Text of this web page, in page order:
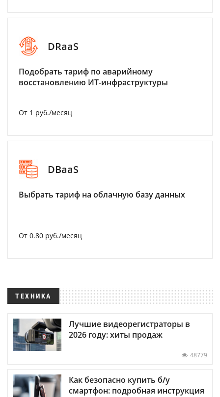
DRaaS
Подобрать тариф по аварийному
восстановлению ИТ-инфраструктуры
От 1 руб./месяц
DBaaS
Выбрать тариф на облачную базу данных
От 0.80 руб./месяц
ТЕХНИКА
Лучшие видеорегистраторы в
2026 году: хиты продаж
48779
Как безопасно купить б/у
смартфон: подробная инструкция